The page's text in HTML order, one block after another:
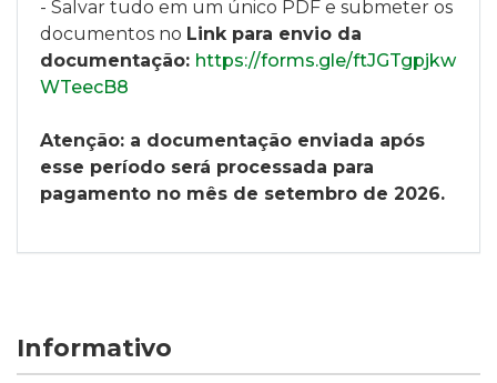
- Salvar tudo em um único PDF e submeter os
documentos no Link para envio da
documentação: https://forms.gle/ftJGTgpjkw
WTeecB8
Atenção: a documentação enviada após
esse período será processada para
pagamento no mês de setembro de 2026.
Informativo